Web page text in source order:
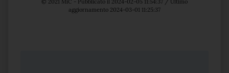
© 2021 MiC - Pubblicato il 2024-02-05 11:54:37 / Ultimo
aggiornamento 2024-03-01 11:25:37